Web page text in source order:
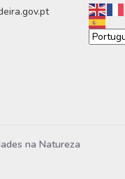
na Natureza